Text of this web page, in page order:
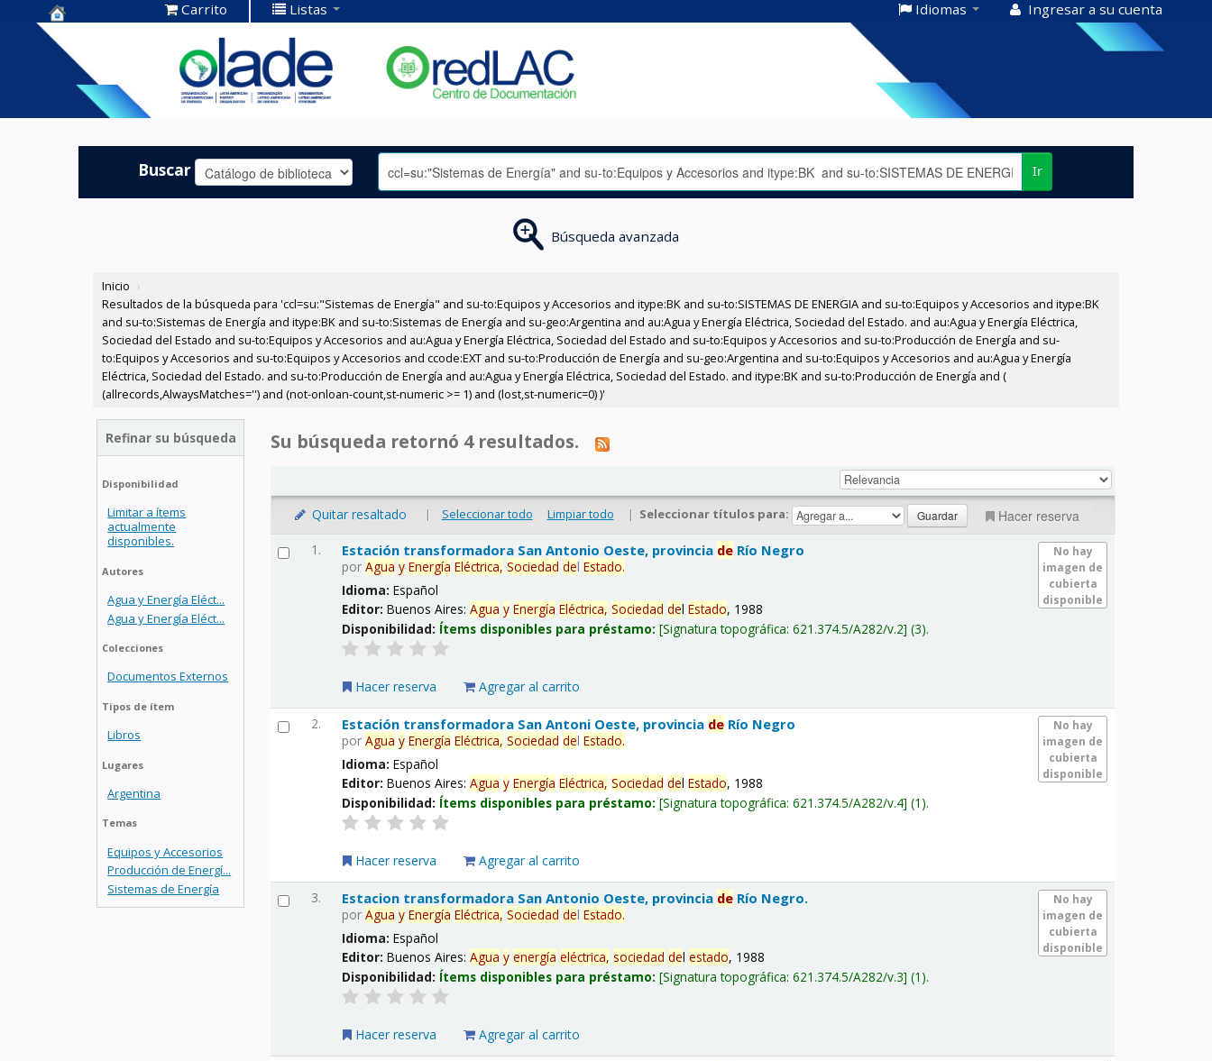
Centro de
Documentación
OLADE -
Carrito Listas Idiomas Ingresar a su cuenta
Buscar Ir
Búsqueda avanzada
Inicio ›
Resultados de la búsqueda para 'ccl=su:"Sistemas de Energía" and su-to:Equipos y Accesorios and itype:BK and su-to:SISTEMAS DE ENERGIA and su-to:Equipos y Accesorios and itype:BK
and su-to:Sistemas de Energía and itype:BK and su-to:Sistemas de Energía and su-geo:Argentina and au:Agua y Energía Eléctrica, Sociedad del Estado. and au:Agua y Energía Eléctrica,
Sociedad del Estado and su-to:Equipos y Accesorios and au:Agua y Energía Eléctrica, Sociedad del Estado and su-to:Equipos y Accesorios and su-to:Producción de Energía and su-
to:Equipos y Accesorios and su-to:Equipos y Accesorios and ccode:EXT and su-to:Producción de Energía and su-geo:Argentina and su-to:Equipos y Accesorios and au:Agua y Energía
Eléctrica, Sociedad del Estado. and su-to:Producción de Energía and au:Agua y Energía Eléctrica, Sociedad del Estado. and itype:BK and su-to:Producción de Energía and (
(allrecords,AlwaysMatches='') and (not-onloan-count,st-numeric >= 1) and (lost,st-numeric=0) )'
Refinar su búsqueda
Disponibilidad
Limitar a ítems
actualmente
disponibles.
Autores
Agua y Energía Eléct...
Agua y Energía Eléct...
Colecciones
Documentos Externos
Tipos de ítem
Libros
Lugares
Argentina
Temas
Equipos y Accesorios
Producción de Energí...
Sistemas de Energía
Su búsqueda retornó 4 resultados.
Quitar resaltado | Seleccionar todo Limpiar todo | Seleccionar títulos para: Hacer reserva
1.
No hay
imagen de
cubierta
disponible
Estación transformadora San Antonio Oeste, provincia de Río Negro
porAgua y Energía Eléctrica, Sociedad delEstado.
Idioma:Español
Editor:Buenos Aires:Agua y Energía Eléctrica, Sociedad delEstado, 1988
Disponibilidad: Ítems disponibles para préstamo: Signatura topográfica:621.374.5/A282/v.2 (3).
Hacer reserva Agregar al carrito
2.
No hay
imagen de
cubierta
disponible
Estación transformadora San Antoni Oeste, provincia de Río Negro
porAgua y Energía Eléctrica, Sociedad delEstado.
Idioma:Español
Editor:Buenos Aires:Agua y Energía Eléctrica, Sociedad delEstado, 1988
Disponibilidad: Ítems disponibles para préstamo: Signatura topográfica:621.374.5/A282/v.4 (1).
Hacer reserva Agregar al carrito
3.
No hay
imagen de
cubierta
disponible
Estacion transformadora San Antonio Oeste, provincia de Río Negro.
porAgua y Energía Eléctrica, Sociedad delEstado.
Idioma:Español
Editor:Buenos Aires:Agua y energía eléctrica, sociedad delestado, 1988
Disponibilidad: Ítems disponibles para préstamo: Signatura topográfica:621.374.5/A282/v.3 (1).
Hacer reserva Agregar al carrito